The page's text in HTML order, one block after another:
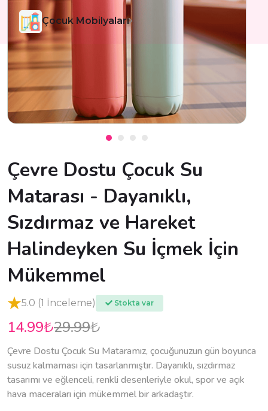
Çocuk Mobilyaları
Çevre Dostu Çocuk Su
Matarası - Dayanıklı,
Sızdırmaz ve Hareket
Halindeyken Su İçmek İçin
Mükemmel
5.0 (1 İnceleme) Stokta var
14.99₺29.99₺
Çevre Dostu Çocuk Su Mataramız, çocuğunuzun gün boyunca
susuz kalmaması için tasarlanmıştır. Dayanıklı, sızdırmaz
tasarımı ve eğlenceli, renkli desenleriyle okul, spor ve açık
hava maceraları için mükemmel bir arkadaştır.